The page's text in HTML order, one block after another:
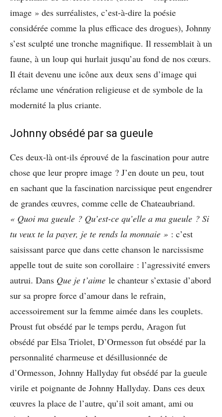
image » des surréalistes, c’est-à-dire la poésie
considérée comme la plus efficace des drogues), Johnny
s’est sculpté une tronche magnifique. Il ressemblait à un
faune, à un loup qui hurlait jusqu’au fond de nos cœurs.
Il était devenu une icône aux deux sens d’image qui
réclame une vénération religieuse et de symbole de la
modernité la plus criante.
Johnny obsédé par sa gueule
Ces deux-là ont-ils éprouvé de la fascination pour autre
chose que leur propre image ? J’en doute un peu, tout
en sachant que la fascination narcissique peut engendrer
de grandes œuvres, comme celle de Chateaubriand.
« Quoi ma gueule ? Qu’est-ce qu’elle a ma gueule ? Si
tu veux te la payer, je te rends la monnaie » : c’est
saisissant parce que dans cette chanson le narcissisme
appelle tout de suite son corollaire : l’agressivité envers
autrui. Dans Que je t’aime le chanteur s’extasie d’abord
sur sa propre force d’amour dans le refrain,
accessoirement sur la femme aimée dans les couplets.
Proust fut obsédé par le temps perdu, Aragon fut
obsédé par Elsa Triolet, D’Ormesson fut obsédé par la
personnalité charmeuse et désillusionnée de
d’Ormesson, Johnny Hallyday fut obsédé par la gueule
virile et poignante de Johnny Hallyday. Dans ces deux
œuvres la place de l’autre, qu’il soit amant, ami ou